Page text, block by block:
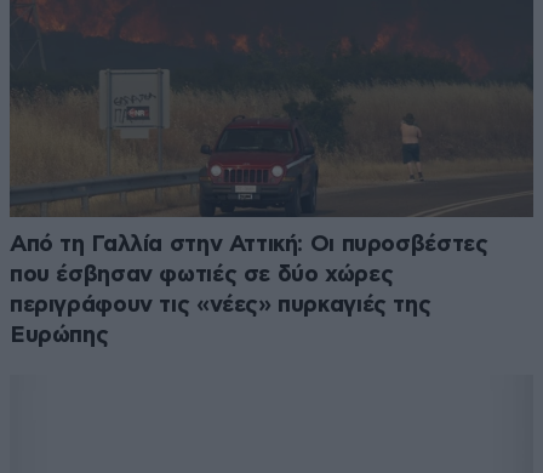
Από τη Γαλλία στην Αττική: Οι πυροσβέστες
που έσβησαν φωτιές σε δύο χώρες
περιγράφουν τις «νέες» πυρκαγιές της
Ευρώπης